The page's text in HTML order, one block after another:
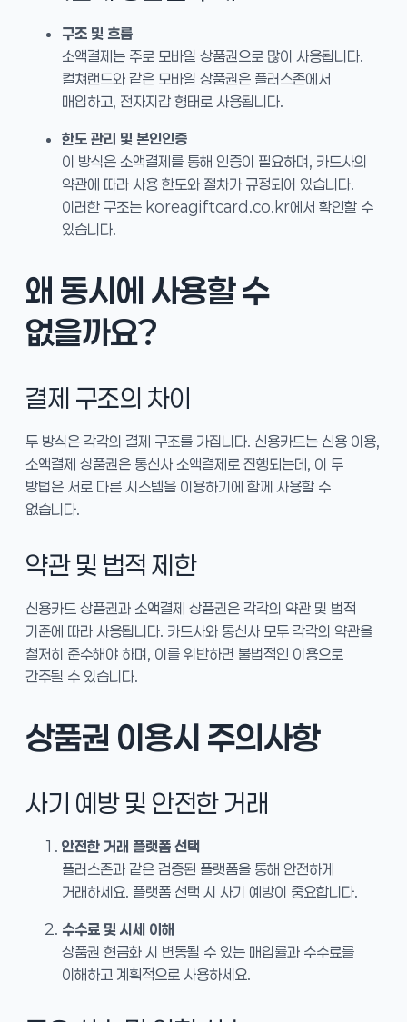
구조 및 흐름
소액결제는 주로 모바일 상품권으로 많이 사용됩니다.
컬쳐랜드와 같은 모바일 상품권은 플러스존에서
매입하고, 전자지갑 형태로 사용됩니다.
한도 관리 및 본인인증
이 방식은 소액결제를 통해 인증이 필요하며, 카드사의
약관에 따라 사용 한도와 절차가 규정되어 있습니다.
이러한 구조는 koreagiftcard.co.kr에서 확인할 수
있습니다.
왜 동시에 사용할 수
없을까요?
결제 구조의 차이
두 방식은 각각의 결제 구조를 가집니다. 신용카드는 신용 이용,
소액결제 상품권은 통신사 소액결제로 진행되는데, 이 두
방법은 서로 다른 시스템을 이용하기에 함께 사용할 수
없습니다.
약관 및 법적 제한
신용카드 상품권과 소액결제 상품권은 각각의 약관 및 법적
기준에 따라 사용됩니다. 카드사와 통신사 모두 각각의 약관을
철저히 준수해야 하며, 이를 위반하면 불법적인 이용으로
간주될 수 있습니다.
상품권 이용시 주의사항
사기 예방 및 안전한 거래
안전한 거래 플랫폼 선택
플러스존과 같은 검증된 플랫폼을 통해 안전하게
거래하세요. 플랫폼 선택 시 사기 예방이 중요합니다.
수수료 및 시세 이해
상품권 현금화 시 변동될 수 있는 매입률과 수수료를
이해하고 계획적으로 사용하세요.